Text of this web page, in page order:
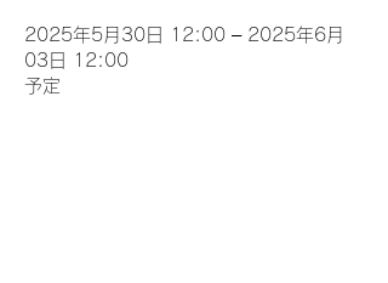
2025年5月30日 12:00 – 2025年6月
03日 12:00
予定